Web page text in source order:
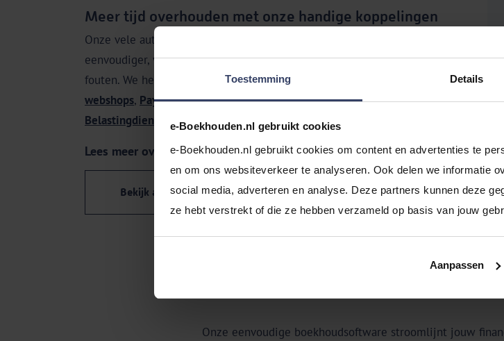
Toestemming Details
e-Boekhouden.nl gebruikt cookies
e-Boekhouden.nl gebruikt cookies om content en advertenties te
en om ons websiteverkeer te analyseren. Ook delen we informatie
social media, adverteren en analyse. Deze partners kunnen deze
ze hebt verstrekt of die ze hebben verzameld op basis van jouw
Aanpassen
Meer tijd overhouden met onze handige koppelingen
Onze vele automatische koppelingen maken je leven als ondernemer
eenvoudiger, verminderen handmatig werk én voorkomen zo onnodige
fouten. We hebben koppelingen met de meeste grote
webshops, Payment Service Providers (PSP),kassasystemen,
Belastingdienst
salarissoftware en urenregistratiesoftware
Lees meer over koppelingen
Bekijk alle functies
Bespaar tijd en
Onze eenvoudige boekhoudsoftware stroomlijnt jouw